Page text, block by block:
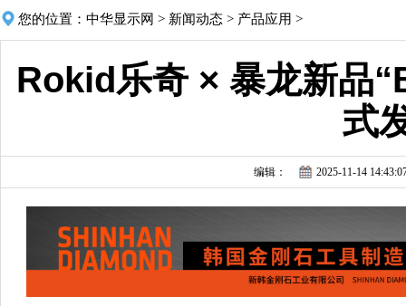
您的位置： 中华显示网 > 新闻动态 > 产品应用 >
Rokid乐奇 × 暴龙新品
式
编辑： 2025-11-14